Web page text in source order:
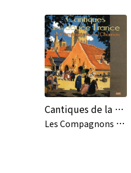
Cantiques de la douce France
L
es Compagnons De La Chanson